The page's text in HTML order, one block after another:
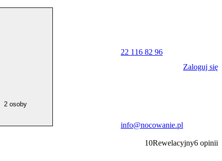
2 osoby
22 116 82 96
info@nocowanie.pl
Zaloguj się
10Rewelacyjny6 opinii